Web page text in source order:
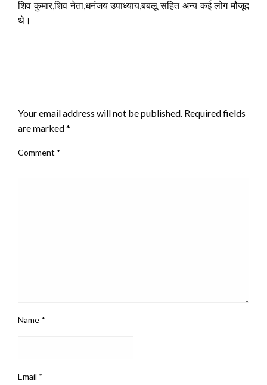
शिव कुमार,शिव नेता,धनंजय उपाध्याय,बबलू सहित अन्य कई लोग मौजूद
थे।
Your email address will not be published. Required fields
are marked*
Comment *
Name *
Email *